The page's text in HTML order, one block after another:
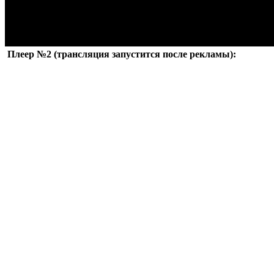
Плеер №2 (трансляция запустится после рекламы):